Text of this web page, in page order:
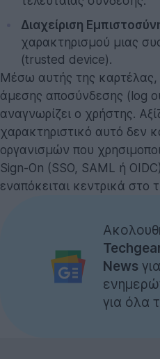
Διαχείριση
χαρακτηρισμού μιας
(trusted device).
Μέσω αυτής της καρτέλας,
άμεσης αποσύνδεσης (log
αναγνωρίζει ο χρήστης.
χαρακτηριστικό αυτό δεν
οργανισμών που
Sign-On (SSO, SAML ή
εναπόκειται κεντρικά στο
News
για όλα